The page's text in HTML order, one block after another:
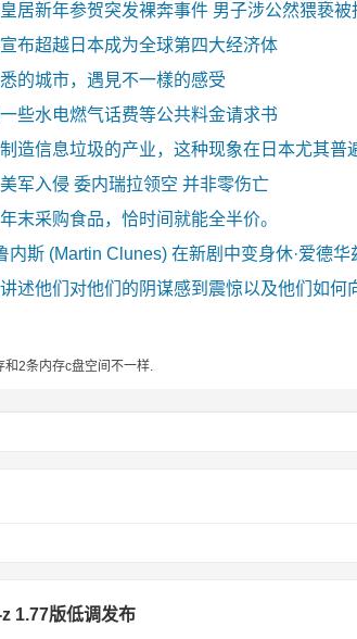
皇居新年参贺突发裸奔事件 男子涉公然猥亵被
布超越日本成为全球第四大经济体
的城市，遇見不一樣的感受
些水电燃气话费等公共料金请求书
制造信息垃圾的产业，这种现象在日本尤其普
美军入侵 委内瑞拉领空 并非零伤亡
年末采购食品，恰时间就能全半价。
内斯 (Martin Clunes) 在新剧中变身休·爱德
述他们对他们的阴谋感到震惊以及他们如何
2条内存c盘空间不一样.
1.77版低调发布